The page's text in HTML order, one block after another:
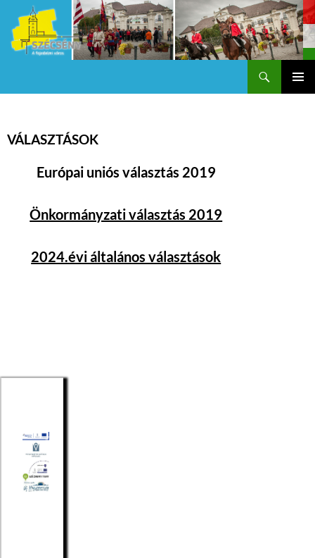
VÁLASZTÁSOK
Európai uniós választás 2019
Önkormányzati választás 2019
2024.évi általános választások